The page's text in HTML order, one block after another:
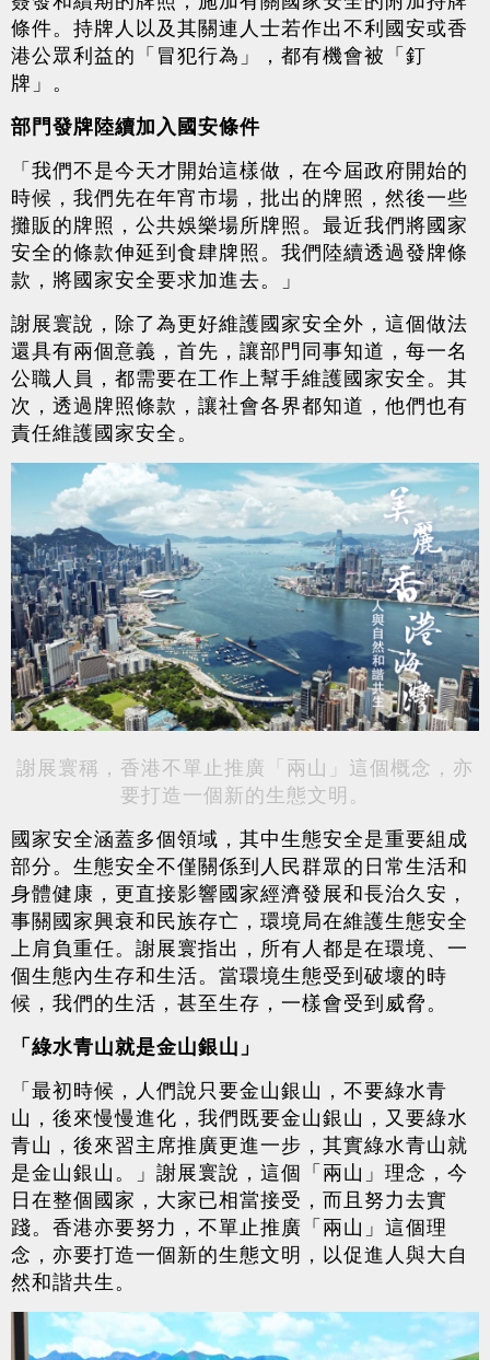
條件。持牌人以及其關連人士若作出不利國安或香
港公眾利益的「冒犯行為」，都有機會被「釘
牌」。
部門發牌陸續加入國安條件
「我們不是今天才開始這樣做，在今屆政府開始的
時候，我們先在年宵市場，批出的牌照，然後一些
攤販的牌照，公共娛樂場所牌照。最近我們將國家
安全的條款伸延到食肆牌照。我們陸續透過發牌條
款，將國家安全要求加進去。」
謝展寰說，除了為更好維護國家安全外，這個做法
還具有兩個意義，首先，讓部門同事知道，每一名
公職人員，都需要在工作上幫手維護國家安全。其
次，透過牌照條款，讓社會各界都知道，他們也有
責任維護國家安全。
謝展寰稱，香港不單止推廣「兩山」這個概念，亦
要打造一個新的生態文明。
國家安全涵蓋多個領域，其中生態安全是重要組成
部分。生態安全不僅關係到人民群眾的日常生活和
身體健康，更直接影響國家經濟發展和長治久安，
事關國家興衰和民族存亡，環境局在維護生態安全
上肩負重任。謝展寰指出，所有人都是在環境、一
個生態內生存和生活。當環境生態受到破壞的時
候，我們的生活，甚至生存，一樣會受到威脅。
「綠水青山就是金山銀山」
「最初時候，人們說只要金山銀山，不要綠水青
山，後來慢慢進化，我們既要金山銀山，又要綠水
青山，後來習主席推廣更進一步，其實綠水青山就
是金山銀山。」謝展寰說，這個「兩山」理念，今
日在整個國家，大家已相當接受，而且努力去實
踐。香港亦要努力，不單止推廣「兩山」這個理
念，亦要打造一個新的生態文明，以促進人與大自
然和諧共生。